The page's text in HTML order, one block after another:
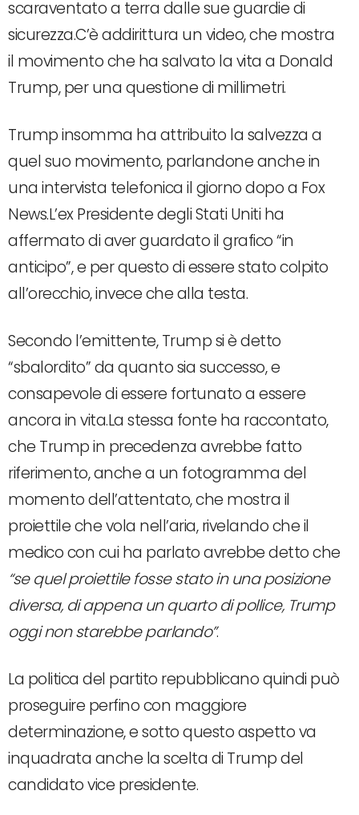
scaraventato a terra dalle sue guardie di
sicurezza.C’è addirittura un video, che mostra
il movimento che ha salvato la vita a Donald
Trump, per una questione di millimetri.
Trump insomma ha attribuito la salvezza a
quel suo movimento, parlandone anche in
una intervista telefonica il giorno dopo a Fox
News.L’ex Presidente degli Stati Uniti ha
affermato di aver guardato il grafico “in
anticipo”, e per questo di essere stato colpito
all’orecchio, invece che alla testa.
Secondo l’emittente, Trump si è detto
“sbalordito” da quanto sia successo, e
consapevole di essere fortunato a essere
ancora in vita.La stessa fonte ha raccontato,
che Trump in precedenza avrebbe fatto
riferimento, anche a un fotogramma del
momento dell’attentato, che mostra il
proiettile che vola nell’aria, rivelando che il
medico con cui ha parlato avrebbe detto che
“se quel proiettile fosse stato in una posizione
diversa, di appena un quarto di pollice, Trump
oggi non starebbe parlando”.
La politica del partito repubblicano quindi può
proseguire perfino con maggiore
determinazione, e sotto questo aspetto va
inquadrata anche la scelta di Trump del
candidato vice presidente.